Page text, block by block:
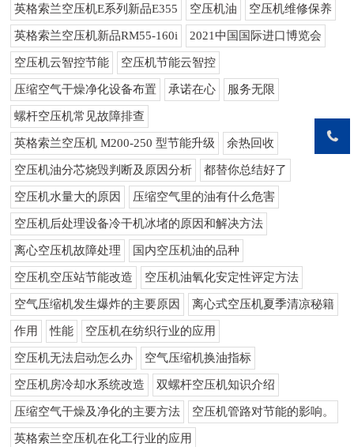
英格索兰空压机E系列新品E355 空压机油 空压机维修保养
英格索兰空压机新品RM55-160i 2021中国国际进口博览会
空压机云智控节能 空压机节能云智控
压缩空气干燥净化设备布置 承诺在心 服务无限
螺杆空压机常见故障排查
英格索兰空压机 M200-250 型节能升级 余热回收
空压机油分芯烧毁判断及原因分析 都替你总结好了
空压机水量大的原因 压缩空气里的油有什么危害
空压机后处理设备冷干机冰堵的原因和解决方法
离心空压机故障处理 国内空压机油的品种
空压机空压站节能改造 空压机油氧化安定性评定方法
空气压缩机发生爆炸的主要原因 离心式空压机夏季清凉秘籍
作用 性能 空压机在纺织行业的应用
空压机无法启动怎么办 空气压缩机换油指标
空压机房冷却水系统改造 双螺杆空压机知识介绍
压缩空气干燥及净化的主要方法 空压机管路对节能的影响。
英格索兰空压机在化工行业的应用